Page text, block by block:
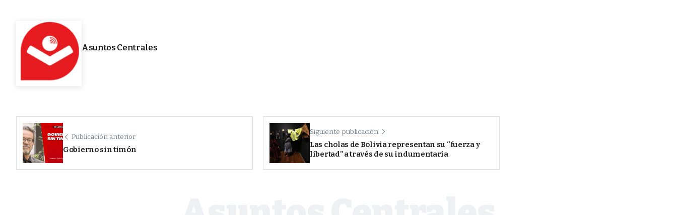
Asuntos Centrales
Publicación anterior
Gobierno sin timón
Siguiente publicación
Las cholas de Bolivia representan su “fuerza y
libertad” a través de su indumentaria